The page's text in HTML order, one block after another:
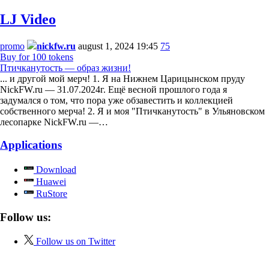
LJ Video
promo nickfw.ru august 1, 2024 19:45 75
Buy for 100 tokens
Птичканутость — образ жизни!
... и другой мой мерч! 1. Я на Нижнем Царицынском пруду
NickFW.ru — 31.07.2024г. Ещё весной прошлого года я
задумался о том, что пора уже обзавестить и коллекцией
собственного мерча! 2. Я и моя "Птичканутость" в Ульяновском
лесопарке NickFW.ru —…
Applications
Download
Huawei
RuStore
Follow us:
Follow us on Twitter